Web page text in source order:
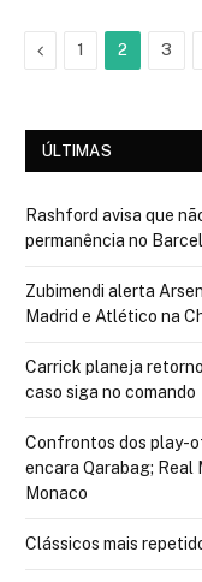
Previous
1 2 3
ÚLTIMAS
Rashford avisa que
permanência no
Zubimendi alerta
Madrid e Atlético na
Carrick planeja
caso siga no comando
Confrontos dos play-
encara Qarabag;
Monaco
Clássicos mais